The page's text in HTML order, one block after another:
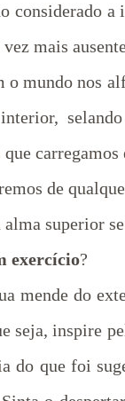
considerado a
mais
o mundo nos
de
superior
exercício?
mende do
seja, inspire
do que foi